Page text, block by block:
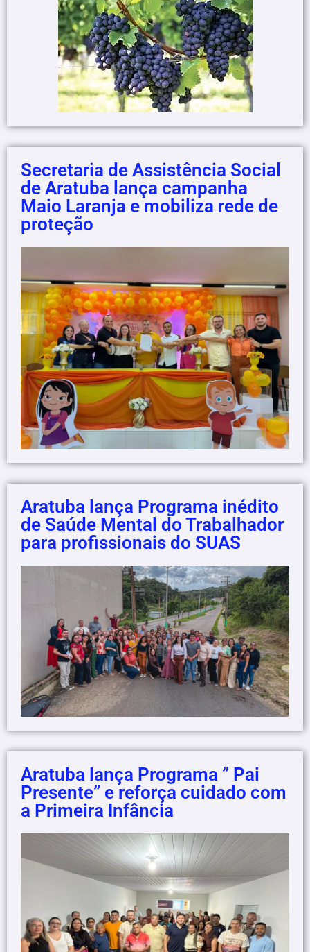
Secretaria de Assistência Social
de Aratuba lança campanha
Maio Laranja e mobiliza rede de
proteção
Aratuba lança Programa inédito
de Saúde Mental do Trabalhador
para profissionais do SUAS
Aratuba lança Programa ” Pai
Presente” e reforça cuidado com
a Primeira Infância